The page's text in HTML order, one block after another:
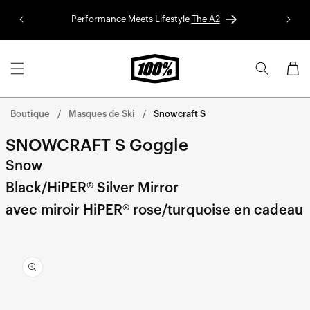
contenu
Performance Meets Lifestyle The A2
Panier
Boutique Masques de Ski Snowcraft S
SNOWCRAFT S Goggle
Snow
Black/HiPER® Silver Mirror
avec miroir HiPER® rose/turquoise en cadeau
informations
sur le